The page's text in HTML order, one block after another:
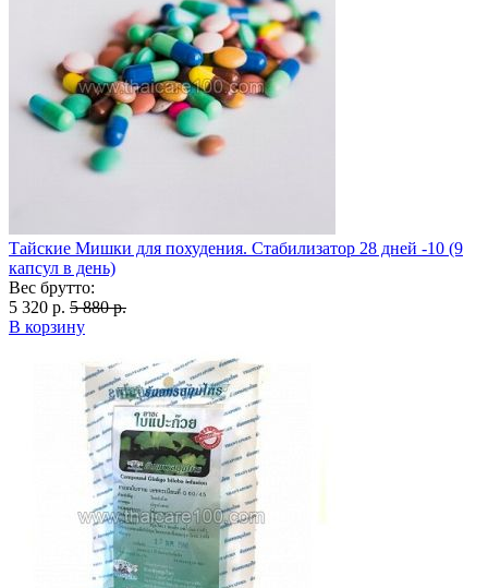
Тайские Мишки для похудения. Стабилизатор 28 дней -10 (9
капсул в день)
Вес брутто:
5 320 р. 5 880 р.
В корзину